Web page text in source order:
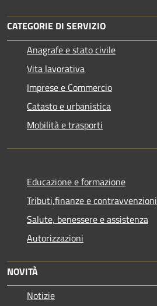
CATEGORIE DI SERVIZIO
Anagrafe e stato civile
Vita lavorativa
Imprese e Commercio
Catasto e urbanistica
Mobilità e trasporti
Educazione e formazione
Tributi,finanze e contravvenzioni
Salute, benessere e assistenza
Autorizzazioni
NOVITÀ
Notizie